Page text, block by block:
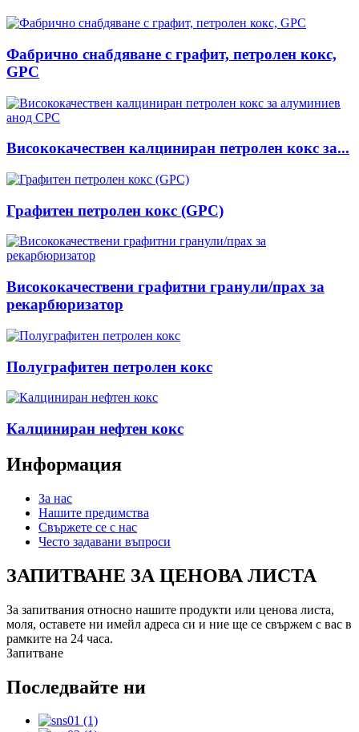
Фабрично снабдяване с графит, петролен кокс,
GPC
Висококачествен калциниран петролен кокс за...
Графитен петролен кокс (GPC)
Висококачествени графитни гранули/прах за
рекарбюризатор
Полуграфитен петролен кокс
Калциниран нефтен кокс
Информация
За нас
Нашите предимства
Свържете се с нас
Често задавани въпроси
ЗАПИТВАНЕ ЗА ЦЕНОВА ЛИСТА
За запитвания относно нашите продукти или ценова листа,
моля, оставете ни имейл адреса си и ние ще се свържем с вас в
рамките на 24 часа.
Запитване
Последвайте ни